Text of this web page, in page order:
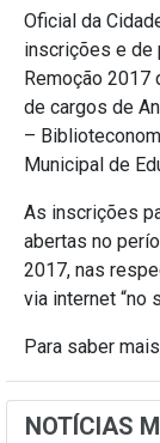
Oficial da
inscrições e de
Remoção 2017
de cargos de
–
Municipal de
As inscrições
abertas no
2017, nas
via internet “no
Para saber
NOTÍCIAS